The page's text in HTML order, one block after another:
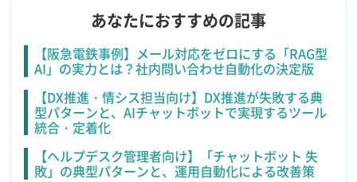
あなたにおすすめの記事
【阪急電鉄事例】メール対応をゼロにする「RAG型
AI」の実力とは？社内問い合わせ自動化の決定版
【DX推進・情シス担当向け】DX推進が失敗する典
型パターンと、AIチャットボットで実現するツール
統合・定着化
【ヘルプデスク管理者向け】「チャットボット 失
敗」の典型パターンと、運用自動化による改善策